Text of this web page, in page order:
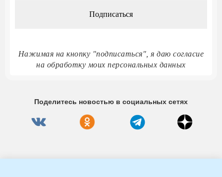
Нажимая на кнопку "подписаться", я даю согласие
на обработку моих персональных данных
Поделитесь новостью в социальных сетях